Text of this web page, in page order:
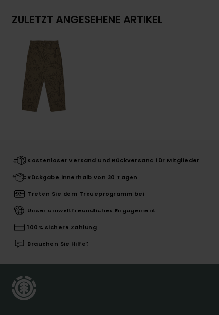
ZULETZT ANGESEHENE ARTIKEL
Kostenloser Versand und Rückversand für Mitglieder
Rückgabe innerhalb von 30 Tagen
Treten Sie dem Treueprogramm bei
Unser umweltfreundliches Engagement
100% sichere Zahlung
Brauchen Sie Hilfe?